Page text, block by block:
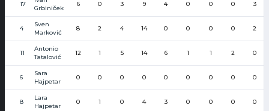
17
Grbiniček
6 0 3 9 4 0 0 0 3
4
Sven
Marković
8 2 4 14 0 0 0 0 2
11
Antonio
Tatalović
12 1 5 14 6 1 1 2 0
6
Sara
Hajpetar
0 0 0 0 0 0 0 0 0
8
Lara
Hajpetar
0 1 0 4 3 0 0 0 0